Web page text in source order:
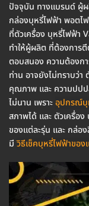
ปัจจุบัน ทางแบรนด์ ผู้
กล่องบุหรี่ไฟฟ้า พอตไ
ที่ตัวเครื่อง บุหรี่ไฟฟ้า
ทำให้ผู้ผลิต ที่ต้องการ
ตอบสนอง ความต้องก
ท่าน อาจยังไม่ทราบว่า
คุณภาพ และ ความปปป
ไม่นาน เพราะอุปกรณ์บุ
สภาพได้ และ ตัวเครื่อ
ของแต่ละรุ่น และ กล่อ
มีวิธีเช็คบุหรี่ไฟฟ้าของ